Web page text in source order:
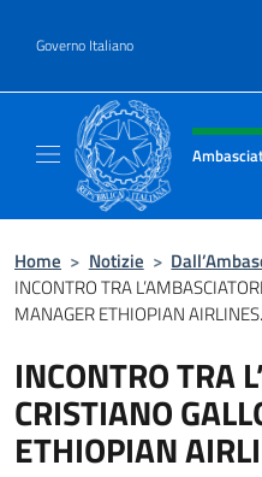
Governo Italiano
Intestazione
Home > Notizie >
INCONTRO TRA
MANAGER ETHIOPIAN
INCONTRO TRA
CRISTIANO
ETHIOPIAN